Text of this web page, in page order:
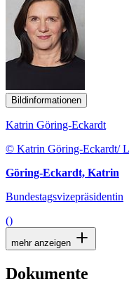
Bildinformationen
Katrin Göring-Eckardt
© Katrin Göring-Eckardt/
Göring-Eckardt, Katrin
Bundestagsvizepräsidentin
()
mehr anzeigen
Dokumente